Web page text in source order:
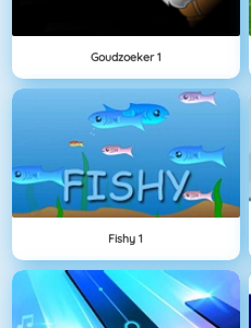
Goudzoeker 1
Fishy 1